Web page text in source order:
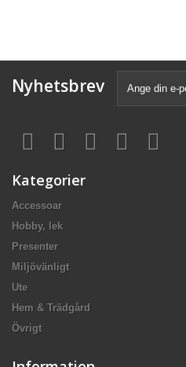
Nyhetsbrev
Kategorier
Accessoar
Hobby, lek
Presenter
Miljövänligt
Ute
Hem & Trädgård
Övrigt